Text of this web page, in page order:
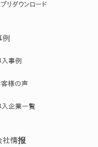
リダウンロード
例
入事例
客様の声
入企業一覧
社情报